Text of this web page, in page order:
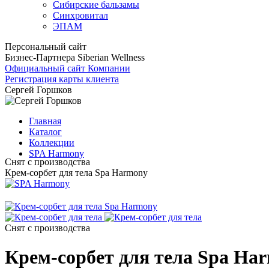
Сибирские бальзамы
Синхровитал
ЭПАМ
Персональный сайт
Бизнес-Партнера Siberian Wellness
Официальный сайт Компании
Регистрация карты клиента
Сергей Горшков
Главная
Каталог
Коллекции
SPA Harmony
Снят с производства
Крем-сорбет для тела Spa Harmony
Снят с производства
Крем-сорбет для тела Spa